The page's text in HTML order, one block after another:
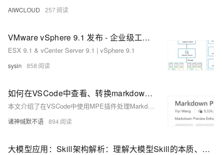
AIWCLOUD 257
VMware vSphere 9.1 发布 - 企业级工作负载平台
ESX 9.1 & vCenter Server 9.1 | vSphere 9.1
sysin 858
如何在VSCode中查看、转换markdown文件：使用MPE（Markdown Previe Enhanced）插件
本文介绍了在VSCode中使用MPE插件处理Markdown文件的方法。主要内容包括：1）MPE插件的安装；2）查看Markdown渲染效果的两种方式（内置快捷键和MPE右键预览）；3）Markdown文件转换功能，详细讲解了导出HTML（离线/在线模式）、PDF（Chrome/Prince/Pandoc三种方式）和Word的操作步骤及注意事项。文章还提供了相关软件的安装指南和常见问题解决方案，帮助用户更好地使用MPE插件进行Markdown文档处理。
诸神缄默不语 894
大模型应用：Skill架构解析：理解大模型Skill的本质、核心组成和本地模型实践.116